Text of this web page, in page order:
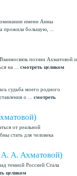
имени Анны
прожила большую, ...
поэзии Ахматовой и
на ... смотреть целиком
судьба моего родного
о ... смотреть
от реальной
стать для человека
А. А. Ахматовой)
темной Россией Стала
целиком